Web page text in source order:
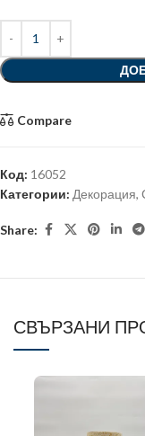
Compare
Код: 16052
Категории: Декорация,
Share:
СВЪРЗАНИ